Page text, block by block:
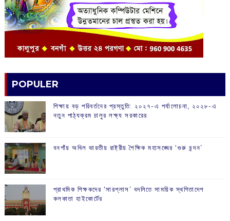
POPULER
শিক্ষায় বড় পরিবর্তনের প্রস্তুতি: ২০২৭-এ পর্যালোচনা, ২০২৮-এ
নতুন পাঠ্যক্রম চালুর লক্ষ্য সরকারের
বনগাঁয় অখিল ভারতীয় রাষ্ট্রীয় শৈক্ষিক মহাসঙ্ঘের ‘গুরু বন্দন’
প্রাথমিক শিক্ষকদের ‘সারপ্লাস’ বদলিতে সাময়িক স্থগিতাদেশ
কলকাতা হাইকোর্টের